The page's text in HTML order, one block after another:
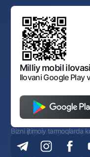
Aksilkorrupsiya
Korporativ uslub
Sayt haritasi
Ofis va bankomatlar
Shaxsiy ma'lumotlarni
O‘zbekiston Tasviriy
Standart shartnomalar
Normativ-huquqiy
Normativ huquqiy
O'zbekiston
Bankining ish tartibi va
Ochiq ma'lumotlar
Monopoliyaga qarshi
Milliy mobil ilovasi
Ilovani Google Play
Bizni ijtimoiy tarmoqlarda